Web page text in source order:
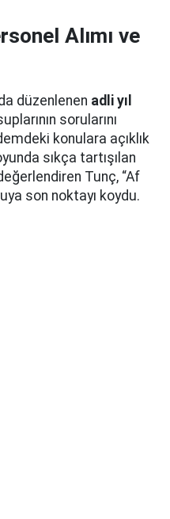
Alımı ve
düzenlenen adli yıl
sorularını
konulara açıklık
sıkça tartışılan
Tunç, “Af
son noktayı koydu.